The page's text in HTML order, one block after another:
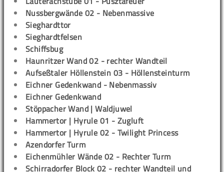
Nussbergwände 02 - Nebenmassive
Sieghardttor
Sieghardtfelsen
Schiffsbug
Haunritzer Wand 02 - rechter Wandteil
Aufseßtaler Höllenstein 03 - Höllensteinturm
Eichner Gedenkwand - Nebenmassiv
Eichner Gedenkwand
Stöppacher Wand | Waldjuwel
Hammertor | Hyrule 01 - Zugluft
Hammertor | Hyrule 02 - Twilight Princess
Azendorfer Turm
Eichenmühler Wände 02 - Rechter Turm
Schirradorfer Block 02 - rechter Wandteil und